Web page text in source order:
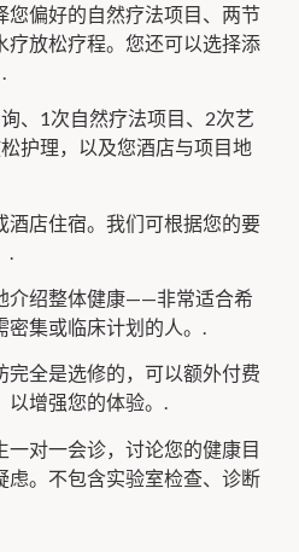
您偏好的自然疗法项目、两节
疗放松疗程。您还可以选择添
、1次自然疗法项目、2次艺
护理，以及您酒店与项目地
酒店住宿。我们可根据您的要
介绍整体健康——非常适合希
密集或临床计划的人。.
完全是选修的，可以额外付费
以增强您的体验。.
对一会诊，讨论您的健康目
虑。不包含实验室检查、诊断